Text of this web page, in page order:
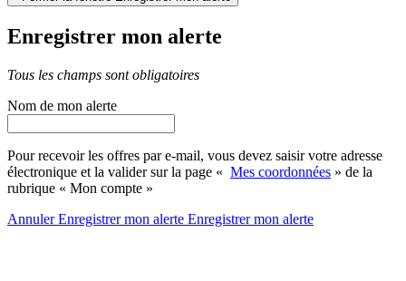
Enregistrer mon alerte
Tous les champs sont obligatoires
Nom de mon alerte
Pour recevoir les offres par e-mail, vous devez saisir votre adresse
électronique et la valider sur la page « Mes coordonnées » de la
rubrique « Mon compte »
AnnulerEnregistrer mon alerte Enregistrermon alerte